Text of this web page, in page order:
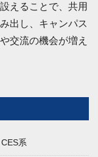
えることで、共用
出し、キャンパス
交流の機会が増え
系